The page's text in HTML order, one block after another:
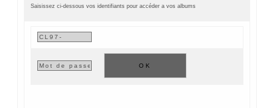
Contact
Saisissez ci-dessous vos identifiants pour accéder a vos albums